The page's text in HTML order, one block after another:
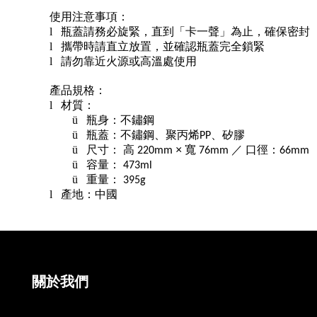
使用注意事項：
l
瓶蓋請務必旋緊，直到「卡一聲」為止，確保密封
l
攜帶時請直立放置，並確認瓶蓋完全鎖緊
l
請勿靠近火源或高溫處使用
產品規格：
l
材質：
ü
瓶身：不鏽鋼
ü
瓶蓋：不鏽鋼、聚丙烯PP 、矽膠
ü
尺寸： 高 220mm × 寬 76mm ／ 口徑： 66mm
ü 容量： 473ml
ü 重量： 395g
l 產地：中國
關於我們